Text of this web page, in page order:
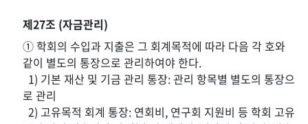
제27조 (자금관리)
① 학회의 수입과 지출은 그 회계목적에 따라 다음 각 호와
같이 별도의 통장으로 관리하여야 한다.
1) 기본 재산 및 기금 관리 통장: 관리 항목별 별도의 통장으
로 관리
2) 고유목적 회계 통장: 연회비, 연구회 지원비 등 학회 고유